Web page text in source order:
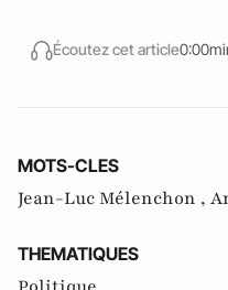
Écoutez cet article
MOTS-CLES
Jean-Luc Mélenchon ,
THEMATIQUES